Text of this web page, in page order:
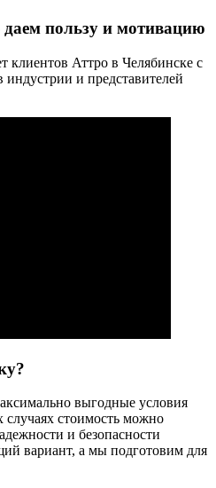
пользу и мотивацию
Аттро в Челябинске с
и представителей
выгодные условия
стоимость можно
и безопасности
вариант, а мы подготовим для